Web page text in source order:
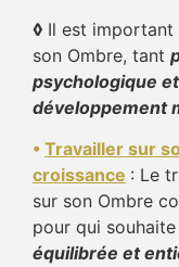
◊ Il est
son Ombre, tant
psychologique
développement
• Travailler sur
croissance : Le
sur son Ombre
pour qui souhaite
équilibrée et